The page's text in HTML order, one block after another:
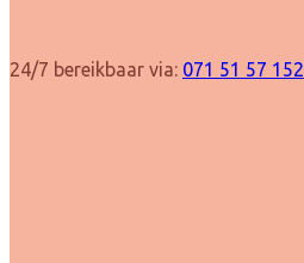
24/7 bereikbaar via: 071 51 57 152